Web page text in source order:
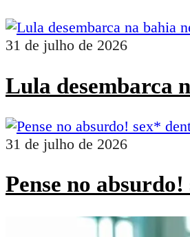
31 de julho de 2026
Lula desembarca
31 de julho de 2026
Pense no